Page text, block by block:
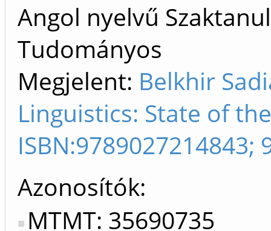
Angol nyelvű
Tudományos
Megjelent: Belkhir
Linguistics: State of
ISBN:9789027214843;
Azonosítók
MTMT: 35690735